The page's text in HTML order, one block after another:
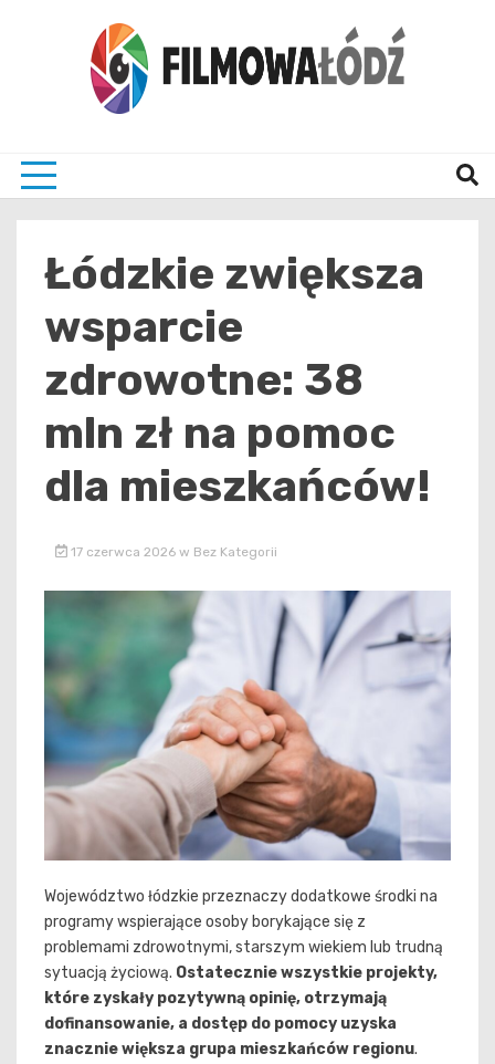
Łódzkie zwiększa
wsparcie
zdrowotne: 38
mln zł na pomoc
dla mieszkańców!
17 czerwca 2026 w Bez Kategorii
Województwo łódzkie przeznaczy dodatkowe środki na
programy wspierające osoby borykające się z
problemami zdrowotnymi, starszym wiekiem lub trudną
sytuacją życiową. Ostatecznie wszystkie projekty,
które zyskały pozytywną opinię, otrzymają
dofinansowanie, a dostęp do pomocy uzyska
znacznie większa grupa mieszkańców regionu.